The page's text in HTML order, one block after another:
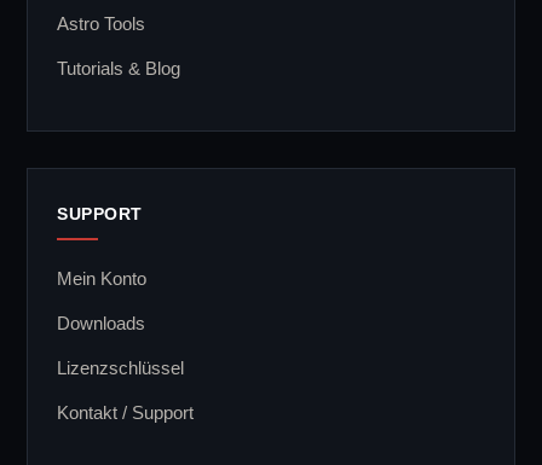
Astro Tools
Tutorials & Blog
SUPPORT
Mein Konto
Downloads
Lizenzschlüssel
Kontakt / Support